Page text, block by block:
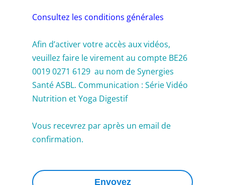
Consultez les conditions générales
Afin d’activer votre accès aux vidéos,
veuillez faire le virement au compte BE26
0019 0271 6129 au nom de Synergies
Santé ASBL. Communication : Série Vidéo
Nutrition et Yoga Digestif
Vous recevrez par après un email de
confirmation.
Envoyez